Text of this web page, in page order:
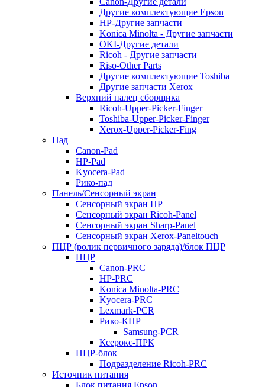
Другие комплектующие Epson
HP-Другие запчасти
Konica Minolta - Другие запчасти
OKI-Другие детали
Ricoh - Другие запчасти
Riso-Other Parts
Другие комплектующие Toshiba
Другие запчасти Xerox
Верхний палец сборщика
Ricoh-Upper-Picker-Finger
Toshiba-Upper-Picker-Finger
Xerox-Upper-Picker-Fing
Пад
Canon-Pad
HP-Pad
Kyocera-Pad
Рико-пад
Панель/Сенсорный экран
Сенсорный экран HP
Сенсорный экран Ricoh-Panel
Сенсорный экран Sharp-Panel
Сенсорный экран Xerox-Paneltouch
ПЦР (ролик первичного заряда)/блок ПЦР
ПЦР
Canon-PRC
HP-PRC
Konica Minolta-PRC
Kyocera-PRC
Lexmark-PCR
Рико-КНР
Samsung-PCR
Ксерокс-ПРК
ПЦР-блок
Подразделение Ricoh-PRC
Источник питания
Блок питания Epson